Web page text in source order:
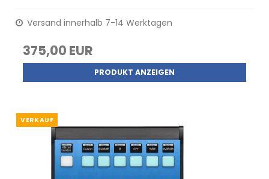
Versand innerhalb 7-14 Werktagen
375,00 EUR
PRODUKT ANZEIGEN
VERKAUF